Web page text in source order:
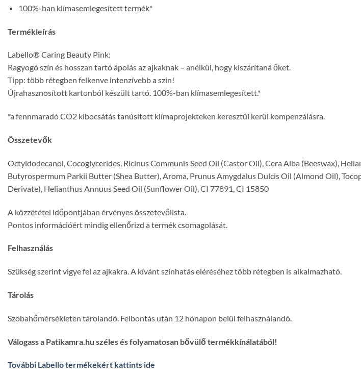
100%-ban klímasemlegesített termék*
Termékleírás
Labello® Caring Beauty Pink:
Ragyogó szín és hosszan tartó ápolás az ajkaknak – anélkül, hogy kiszárítaná őket.
Tipp: több rétegben felkenve intenzívebb a szín!
Újrahasznosított kartonból készült tartó. 100%-ban klímasemlegesített.*
*a fennmaradó CO2 kibocsátás tanúsított klímaprojekteken keresztül kerül kompenzálásra.
Összetevők
Octyldodecanol, Cocoglycerides, Ricinus Communis Seed Oil (Castor Oil), Cera Alba (Beeswax),
Butyrospermum Parkii Butter (Shea Butter), Aroma, Prunus Amygdalus Dulcis Oil (Almond Oil),
Derivate), Helianthus Annuus Seed Oil (Sunflower Oil), CI 77891, CI 15850
A közzététel időpontjában érvényes összetevőlista.
Pontos információért mindig ellenőrizd a termék csomagolását.
Felhasználás
Szükség szerint vigye fel az ajkakra. A kívánt színhatás eléréséhez több rétegben is alkalmazható.
Tárolás
Szobahőmérsékleten tárolandó. Felbontás után 12 hónapon belül felhasználandó.
Válogass a Patikamra.hu széles és folyamatosan bővülő termékkínálatából!
További Labello termékekért kattints ide